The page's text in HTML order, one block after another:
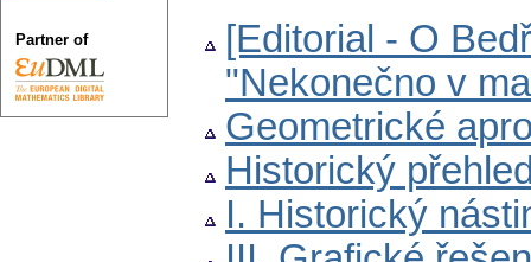
[Editorial - O
"Nekonečno v
Geometrické
Historický
I. Historický
Partner of